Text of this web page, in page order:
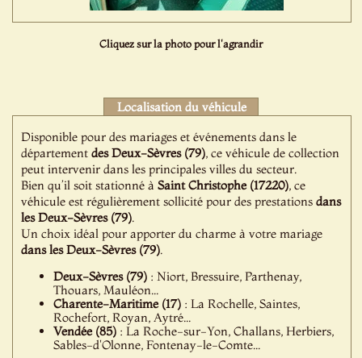
Cliquez sur la photo pour l'agrandir
Localisation du véhicule
Disponible pour des mariages et événements dans le
départementdes Deux-Sèvres (79), ce véhicule de collection
peut intervenir dans les principales villes du secteur.
Bien qu’il soit stationné àSaint Christophe (17220), ce
véhicule est régulièrement sollicité pour des prestationsdans
les Deux-Sèvres (79).
Un choix idéal pour apporter du charme à votre mariage
dans les Deux-Sèvres (79).
Deux-Sèvres (79) : Niort, Bressuire, Parthenay,
Thouars, Mauléon...
Charente-Maritime (17) : La Rochelle, Saintes,
Rochefort, Royan, Aytré...
Vendée (85) : La Roche-sur-Yon, Challans, Herbiers,
Sables-d'Olonne, Fontenay-le-Comte...